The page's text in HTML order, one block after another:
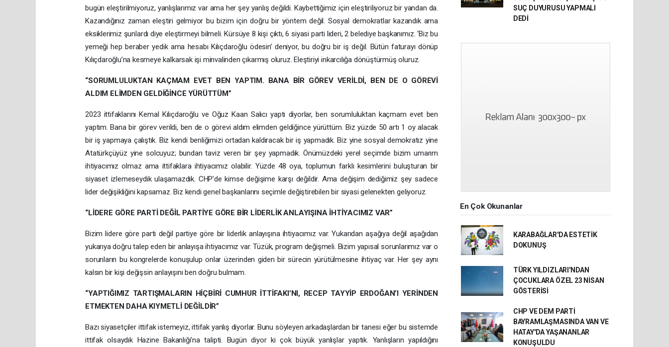
bugün eleştirilmiyoruz, yanlışlarımız var ama her şey yanlış değildi. Kaybettiğimiz için eleştiriliyoruz bir yandan da.
Kazandığınız zaman eleştiri gelmiyor bu bizim için doğru bir yöntem değil. Sosyal demokratlar kazandık ama
eksiklerimiz şunlardı diye eleştirmeyi bilmeli. Kürsüye 8 kişi çıktı, 6 siyasi parti lideri, 2 belediye başkanımız. ‘Biz bu
yemeği hep beraber yedik ama hesabı Kılıçdaroğlu ödesin’ deniyor, bu doğru bir iş değil. Bütün faturayı dönüp
Kılıçdaroğlu’na kesmeye kalkarsak işi minvalinden çıkarmış oluruz. Eleştiriyi inkarcılığa dönüştürmüş oluruz.
“SORUMLULUKTAN KAÇMAM EVET BEN YAPTIM. BANA BİR GÖREV VERİLDİ, BEN DE O GÖREVİ
ALDIM ELİMDEN GELDİĞİNCE YÜRÜTTÜM”
2023 ittifaklarını Kemal Kılıçdaroğlu ve Oğuz Kaan Salıcı yaptı diyorlar, ben sorumluluktan kaçmam evet ben
yaptım. Bana bir görev verildi, ben de o görevi aldım elimden geldiğince yürüttüm. Biz yüzde 50 artı 1 oy alacak
bir iş yapmaya çalıştık. Biz kendi benliğimizi ortadan kaldıracak bir iş yapmadık. Biz yine sosyal demokratız yine
Atatürkçüyüz yine solcuyuz; bundan taviz veren bir şey yapmadık. Önümüzdeki yerel seçimde bizim umarım
ihtiyacımız olmaz ama ittifaklara ihtiyacımız olabilir. Yüzde 48 oya, toplumun farklı kesimlerini buluşturan bir
siyaset izlemeseydik ulaşamazdık. CHP’de kimse değişime karşı değildir. Ama değişim dediğimiz şey sadece
lider değişikliğini kapsamaz. Biz kendi genel başkanlarını seçimle değiştirebilen bir siyasi gelenekten geliyoruz.
“LİDERE GÖRE PARTİ DEĞİL PARTİYE GÖRE BİR LİDERLİK ANLAYIŞINA İHTİYACIMIZ VAR”
Bizim lidere göre parti değil partiye göre bir liderlik anlayışına ihtiyacımız var. Yukarıdan aşağıya değil aşağıdan
yukarıya doğru talep eden bir anlayışa ihtiyacımız var. Tüzük, program değişmeli. Bizim yapısal sorunlarımız var o
sorunların bu kongrelerde konuşulup onlar üzerinden giden bir sürecin yürütülmesine ihtiyaç var. Her şey aynı
kalsın bir kişi değişsin anlayışını ben doğru bulmam.
“YAPTIĞIMIZ TARTIŞMALARIN HİÇBİRİ CUMHUR İTTİFAKI’NI, RECEP TAYYİP ERDOĞAN’I YERİNDEN
ETMEKTEN DAHA KIYMETLİ DEĞİLDİR”
Bazı siyasetçiler ittifak istemeyiz, ittifak yanlış diyorlar. Bunu söyleyen arkadaşlardan bir tanesi eğer bu sistemde
ittifak olsaydık Hazine Bakanlığı’na talipti. Bugün diyor ki çok büyük yanlışlar yaptık. Yanlışların yapıldığını
SUÇ DUYURUSU YAPMALI
DEDİ
En Çok Okunanlar
KARABAĞLAR'DA ESTETİK
DOKUNUŞ
TÜRK YILDIZLARI'NDAN
ÇOCUKLARA ÖZEL 23 NİSAN
GÖSTERİSİ
CHP VE DEM PARTİ
BAYRAMLAŞMASINDA VAN VE
HATAY'DA YAŞANANLAR
KONUŞULDU